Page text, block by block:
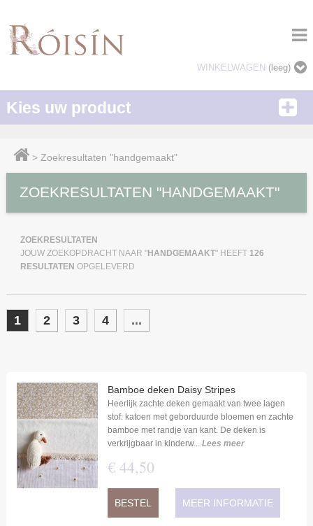
WINKELWAGEN (leeg)
Kies uw product
> Zoekresultaten "handgemaakt"
ZOEKRESULTATEN "HANDGEMAAKT"
ZOEKRESULTATEN
JOUW ZOEKOPDRACHT NAAR "HANDGEMAAKT" HEEFT 126
RESULTATEN OPGELEVERD
1 2 3 4 ...
Bamboe deken Daisy Stripes
Heerlijk zachte deken gemaakt van twee lagen
stof: katoen met geborduurde bloemen en zachte
bamboe met randje van kant. De deken is
verkrijgbaar in kinderw... Lees meer
€ 44,50
BESTEL MEER INFORMATIE